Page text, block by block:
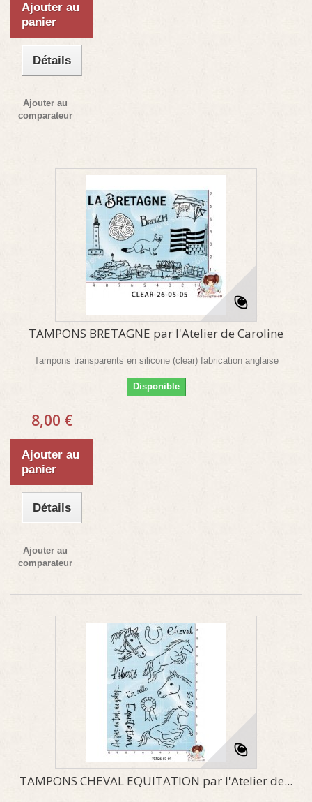
Ajouter au
panier
Détails
Ajouter au
comparateur
TAMPONS BRETAGNE par l'Atelier de Caroline
Tampons transparents en silicone (clear) fabrication anglaise
Disponible
8,00 €
Ajouter au
panier
Détails
Ajouter au
comparateur
TAMPONS CHEVAL EQUITATION par l'Atelier de...